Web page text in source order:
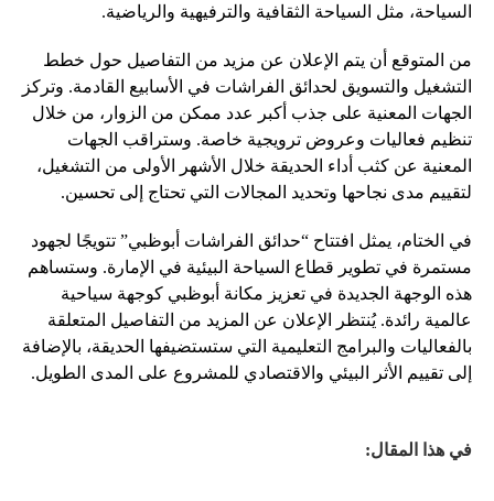
السياحة، مثل السياحة الثقافية والترفيهية والرياضية.
من المتوقع أن يتم الإعلان عن مزيد من التفاصيل حول خطط
التشغيل والتسويق لحدائق الفراشات في الأسابيع القادمة. وتركز
الجهات المعنية على جذب أكبر عدد ممكن من الزوار، من خلال
تنظيم فعاليات وعروض ترويجية خاصة. وستراقب الجهات
المعنية عن كثب أداء الحديقة خلال الأشهر الأولى من التشغيل،
لتقييم مدى نجاحها وتحديد المجالات التي تحتاج إلى تحسين.
في الختام، يمثل افتتاح “حدائق الفراشات أبوظبي” تتويجًا لجهود
مستمرة في تطوير قطاع السياحة البيئية في الإمارة. وستساهم
هذه الوجهة الجديدة في تعزيز مكانة أبوظبي كوجهة سياحية
عالمية رائدة. يُنتظر الإعلان عن المزيد من التفاصيل المتعلقة
بالفعاليات والبرامج التعليمية التي ستستضيفها الحديقة، بالإضافة
إلى تقييم الأثر البيئي والاقتصادي للمشروع على المدى الطويل.
في هذا المقال: